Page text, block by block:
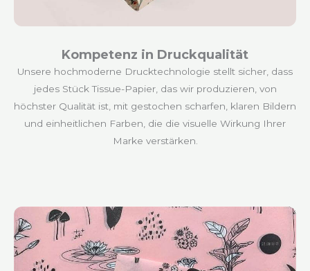
Kompetenz in Druckqualität
Unsere hochmoderne Drucktechnologie stellt sicher, dass
jedes Stück Tissue-Papier, das wir produzieren, von
höchster Qualität ist, mit gestochen scharfen, klaren Bildern
und einheitlichen Farben, die die visuelle Wirkung Ihrer
Marke verstärken.